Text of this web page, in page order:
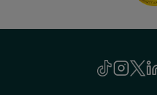
TikTok
Este
enlace
Este
enlace
Este
enlace